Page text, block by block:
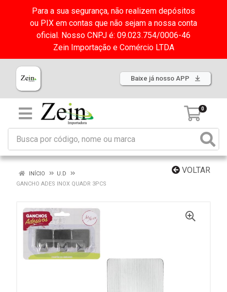
Para a sua segurança, não realizem depósitos
ou PIX em contas que não sejam a nossa conta
oficial. Nosso CNPJ é: 09.023.754/0006-46
Zein Importação e Comércio LTDA
Baixe já nosso APP
0
VOLTAR
INÍCIO
U.D
GANCHO ADES INOX QUADR 3PCS